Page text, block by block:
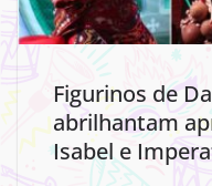
Figurinos de
abrilhantam
Isabel e